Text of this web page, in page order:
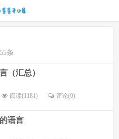
条
（汇总）
阅读(1181) 评论(0)
语言